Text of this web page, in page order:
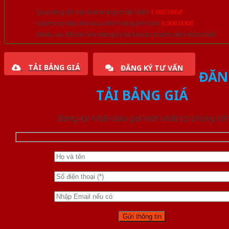
Quà tặng đồ nội thất trang trí lên đến 1.000.000đ
Giảm trực tiếp khi mua đơn hàng lớn hơn 3.000.000đ
Nhiều ưu đãi lớn khi đăng ký tài khoản thành viên thân thiết
TẢI BẢNG GIÁ ĐĂNG KÝ TƯ VẤN
TẢI BẢNG GIÁ
Đăng ký nhận báo giá mới nhất từ chúng tôi